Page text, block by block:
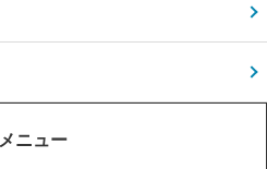
メニュー